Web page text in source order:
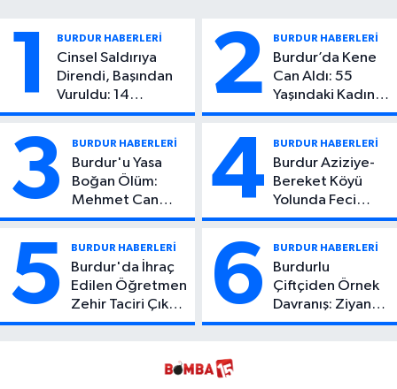
1 BURDUR HABERLERİ
Cinsel Saldırıya
Direndi, Başından
Vuruldu: 14
Yaşındaki Çocuktan
2 BURDUR HABERLERİ
Burdur’da Kene
Can Aldı: 55
Yaşındaki Kadın
Hayatını Kaybetti
3 BURDUR HABERLERİ
Burdur'u Yasa
Boğan Ölüm:
Mehmet Can
Atıcı Genç Yaşta
4 BURDUR HABERLERİ
Burdur Aziziye-
Bereket Köyü
Yolunda Feci
Kaza: 1 Ölü, 2
5 BURDUR HABERLERİ
Burdur'da İhraç
Edilen Öğretmen
Zehir Taciri Çıktı:
Binlerce
6 BURDUR HABERLERİ
Burdurlu
Çiftçiden Örnek
Davranış: Ziyan
Olmasın Diye